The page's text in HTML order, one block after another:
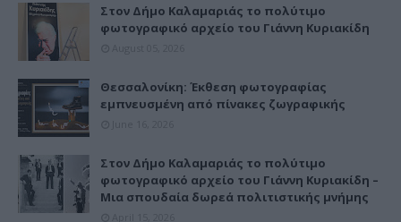
Στον Δήμο Καλαμαριάς το πολύτιμο
φωτογραφικό αρχείο του Γιάννη Κυριακίδη
Θεσσαλονίκη: Έκθεση φωτογραφίας
εμπνευσμένη από πίνακες ζωγραφικής
Στον Δήμο Καλαμαριάς το πολύτιμο
φωτογραφικό αρχείο του Γιάννη Κυριακίδη –
Μια σπουδαία δωρεά πολιτιστικής μνήμης